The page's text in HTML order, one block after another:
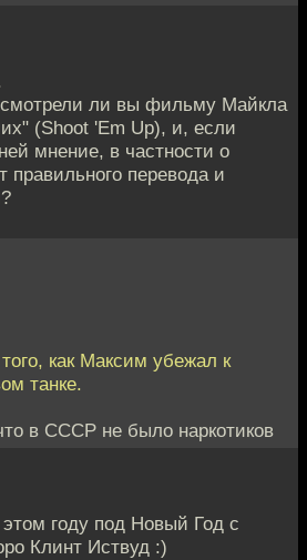
ли вы фильму Майкла
(Shoot 'Em Up), и, если
мнение, в частности о
правильного перевода и
как Максим убежал к
танке.
в СССР не было наркотиков
году под Новый Год с
Клинт Иствуд :)